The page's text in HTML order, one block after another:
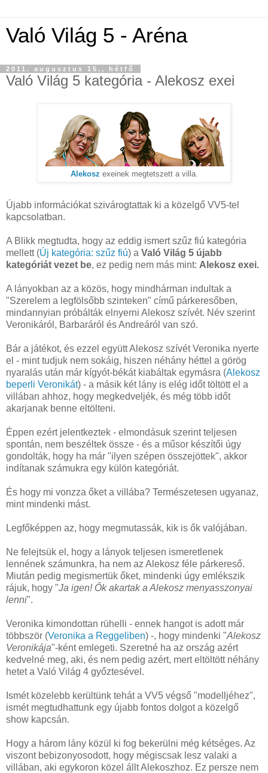
Való Világ 5 - Aréna
2011. augusztus 15., hétfő
Való Világ 5 kategória - Alekosz exei
Alekosz exeinek megtetszett a villa.
Újabb információkat szivárogtattak ki a közelgő VV5-tel
kapcsolatban.
A Blikk megtudta, hogy az eddig ismert szűz fiú kategória
mellett (Új kategória: szűz fiú) a Való Világ 5 újabb
kategóriát vezet be, ez pedig nem más mint: Alekosz exei.
A lányokban az a közös, hogy mindhárman indultak a
"Szerelem a legfölsőbb szinteken" című párkeresőben,
mindannyian próbálták elnyerni Alekosz szívét. Név szerint
Veronikáról, Barbaráról és Andreáról van szó.
Bár a játékot, és ezzel együtt Alekosz szívét Veronika nyerte
el - mint tudjuk nem sokáig, hiszen néhány héttel a görög
nyaralás után már kígyót-békát kiabáltak egymásra (Alekosz
beperli Veronikát) - a másik két lány is elég időt töltött el a
villában ahhoz, hogy megkedveljék, és még több időt
akarjanak benne eltölteni.
Éppen ezért jelentkeztek - elmondásuk szerint teljesen
spontán, nem beszéltek össze - és a műsor készítői úgy
gondolták, hogy ha már "ilyen szépen összejöttek", akkor
indítanak számukra egy külön kategóriát.
És hogy mi vonzza őket a villába? Természetesen ugyanaz,
mint mindenki mást.
Legfőképpen az, hogy megmutassák, kik is ők valójában.
Ne felejtsük el, hogy a lányok teljesen ismeretlenek
lennének számunkra, ha nem az Alekosz féle párkereső.
Miután pedig megismertük őket, mindenki úgy emlékszik
rájuk, hogy "Ja igen! Ők akartak a Alekosz menyasszonyai
lenni".
Veronika kimondottan rühelli - ennek hangot is adott már
többször (Veronika a Reggeliben) -, hogy mindenki "Alekosz
Veronikája"-ként emlegeti. Szeretné ha az ország azért
kedvelné meg, aki, és nem pedig azért, mert eltöltött néhány
hetet a Való Világ 4 győztesével.
Ismét közelebb kerültünk tehát a VV5 végső "modelljéhez",
ismét megtudhattunk egy újabb fontos dolgot a közelgő
show kapcsán.
Hogy a három lány közül ki fog bekerülni még kétséges. Az
viszont bebizonyosodott, hogy mégiscsak lesz valaki a
villában, aki egykoron közel állt Alekoszhoz. Ez persze nem